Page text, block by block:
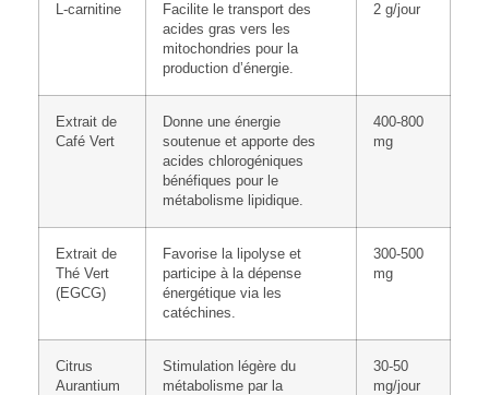
L-carnitine
Facilite le transport des
acides gras vers les
mitochondries pour la
production d’énergie.
2 g/jour
Extrait de
Café Vert
Donne une énergie
soutenue et apporte des
acides chlorogéniques
bénéfiques pour le
métabolisme lipidique.
400-800
mg
Extrait de
Thé Vert
(EGCG)
Favorise la lipolyse et
participe à la dépense
énergétique via les
catéchines.
300-500
mg
Citrus
Aurantium
Stimulation légère du
métabolisme par la
30-50
mg/jour